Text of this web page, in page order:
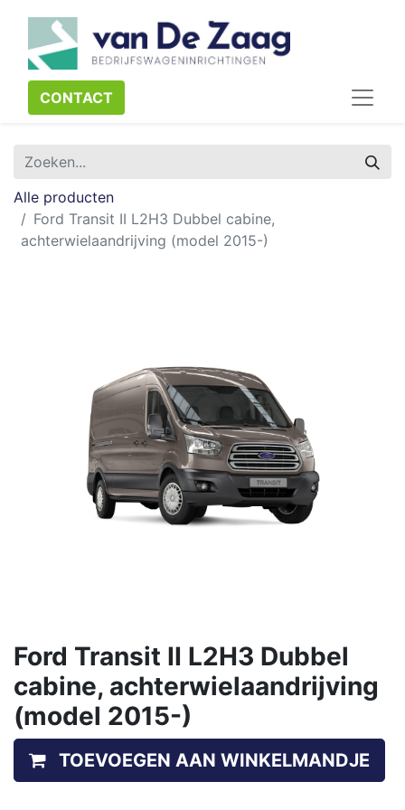
CONTACT​​​​
Alle producten
Ford Transit II L2H3 Dubbel cabine,
achterwielaandrijving (model 2015-)
Ford Transit II L2H3 Dubbel
cabine, achterwielaandrijving
(model 2015-)
TOEVOEGEN AAN WINKELMANDJE